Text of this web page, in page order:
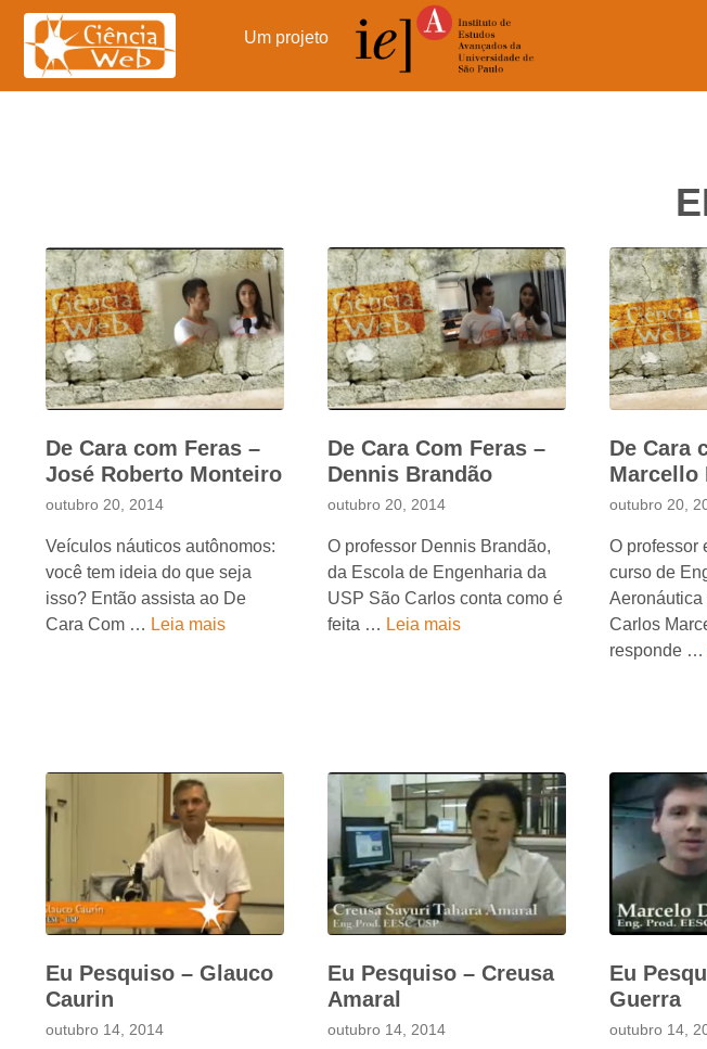
Pular
conteúdo
Um projeto
De Cara com Feras –
José Roberto Monteiro
outubro 20, 2014
Veículos náuticos autônomos:
você tem ideia do que seja
isso? Então assista ao De
Cara Com … Leia mais
De Cara Com Feras –
Dennis Brandão
outubro 20, 2014
O professor Dennis Brandão,
da Escola de Engenharia da
USP São Carlos conta como é
feita … Leia mais
De Cara
Marcello
outubro 20,
O professor
curso de
Carlos
responde …
Eu Pesquiso – Glauco
Caurin
outubro 14, 2014
Eu Pesquiso – Creusa
Amaral
outubro 14, 2014
Eu
Guerra
outubro 14,